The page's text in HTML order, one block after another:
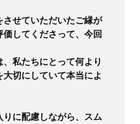
させていただいたご縁が
してくださって、今回
私たちにとって何より
切にしていて本当によ
に配慮しながら、スム